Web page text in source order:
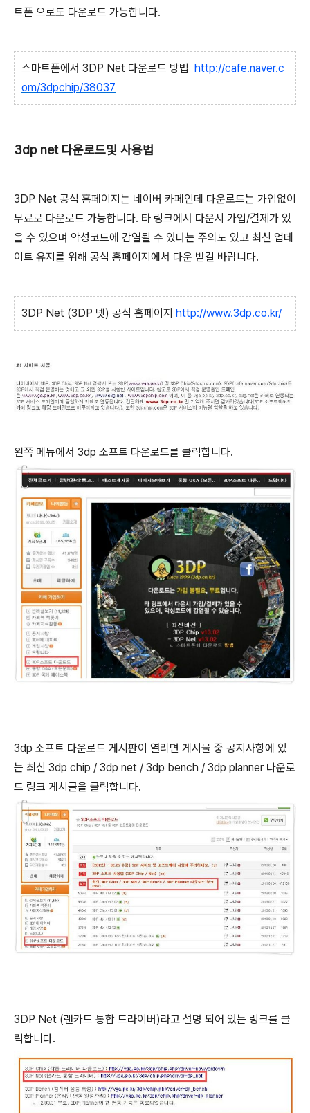
트폰 으로도 다운로드 가능합니다.
스마트폰에서 3DP Net 다운로드 방법 http://cafe.naver.c
om/3dpchip/38037
3dp net 다운로드및 사용법
3DP Net 공식 홈페이지는 네이버 카페인데 다운로드는 가입없이
무료로 다운로드 가능합니다. 타 링크에서 다운시 가입/결제가 있
을 수 있으며 악성코드에 감열될 수 있다는 주의도 있고 최신 업데
이트 유지를 위해 공식 홈페이지에서 다운 받길 바랍니다.
3DP Net (3DP 넷) 공식 홈페이지 http://www.3dp.co.kr/
왼쪽 메뉴에서 3dp 소프트 다운로드를 클릭합니다.
3dp 소프트 다운로드 게시판이 열리면 게시물 중 공지사항에 있
는 최신 3dp chip / 3dp net / 3dp bench / 3dp planner 다운로
드 링크 게시글을 클릭합니다.
3DP Net (랜카드 통합 드라이버)라고 설명 되어 있는 링크를 클
릭합니다.